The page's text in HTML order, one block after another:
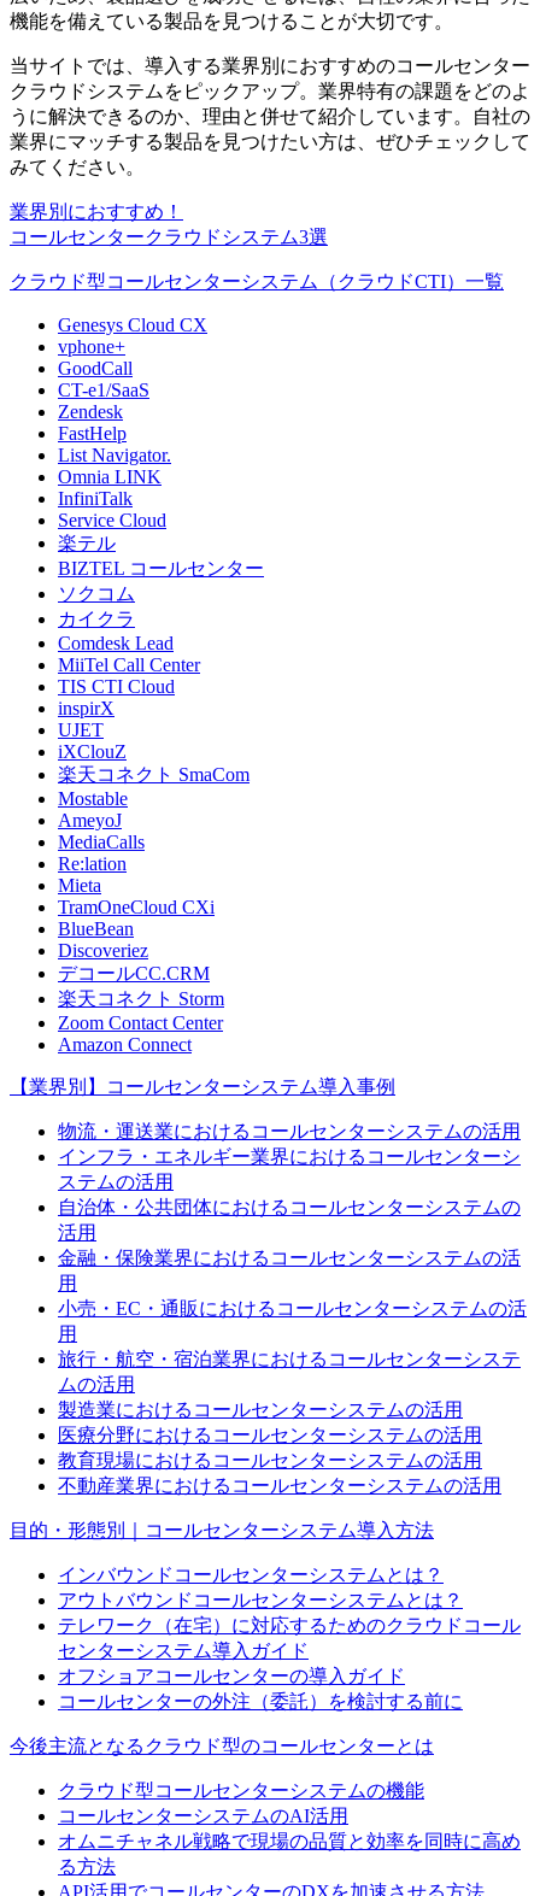
機能を備えている製品を見つけることが大切です。
当サイトでは、導入する業界別におすすめのコールセンター
クラウドシステムをピックアップ。 業界特有の課題をどのよ
うに解決できるのか、理由と併せて紹介 しています。自社の
業界にマッチする製品を見つけたい方は、ぜひチェックして
みてください。
業界別におすすめ！
コールセンタークラウドシステム3選
クラウド型コールセンターシステム（クラウドCTI）一覧
Genesys Cloud CX
vphone+
GoodCall
CT-e1/SaaS
Zendesk
FastHelp
List Navigator.
Omnia LINK
InfiniTalk
Service Cloud
楽テル
BIZTEL コールセンター
ソクコム
カイクラ
Comdesk Lead
MiiTel Call Center
TIS CTI Cloud
inspirX
UJET
iXClouZ
楽天コネクト SmaCom
Mostable
AmeyoJ
MediaCalls
Re:lation
Mieta
TramOneCloud CXi
BlueBean
Discoveriez
デコールCC.CRM
楽天コネクト Storm
Zoom Contact Center
Amazon Connect
【業界別】コールセンターシステム導入事例
物流・運送業におけるコールセンターシステムの活用
インフラ・エネルギー業界におけるコールセンターシ
ステムの活用
自治体・公共団体におけるコールセンターシステムの
活用
金融・保険業界におけるコールセンターシステムの活
用
小売・EC・通販におけるコールセンターシステムの活
用
旅行・航空・宿泊業界におけるコールセンターシステ
ムの活用
製造業におけるコールセンターシステムの活用
医療分野におけるコールセンターシステムの活用
教育現場におけるコールセンターシステムの活用
不動産業界におけるコールセンターシステムの活用
目的・形態別｜コールセンターシステム導入方法
インバウンドコールセンターシステムとは？
アウトバウンドコールセンターシステムとは？
テレワーク（在宅）に対応するためのクラウドコール
センターシステム導入ガイド
オフショアコールセンターの導入ガイド
コールセンターの外注（委託）を検討する前に
今後主流となるクラウド型のコールセンターとは
クラウド型コールセンターシステムの機能
コールセンターシステムのAI活用
オムニチャネル戦略で現場の品質と効率を同時に高め
る方法